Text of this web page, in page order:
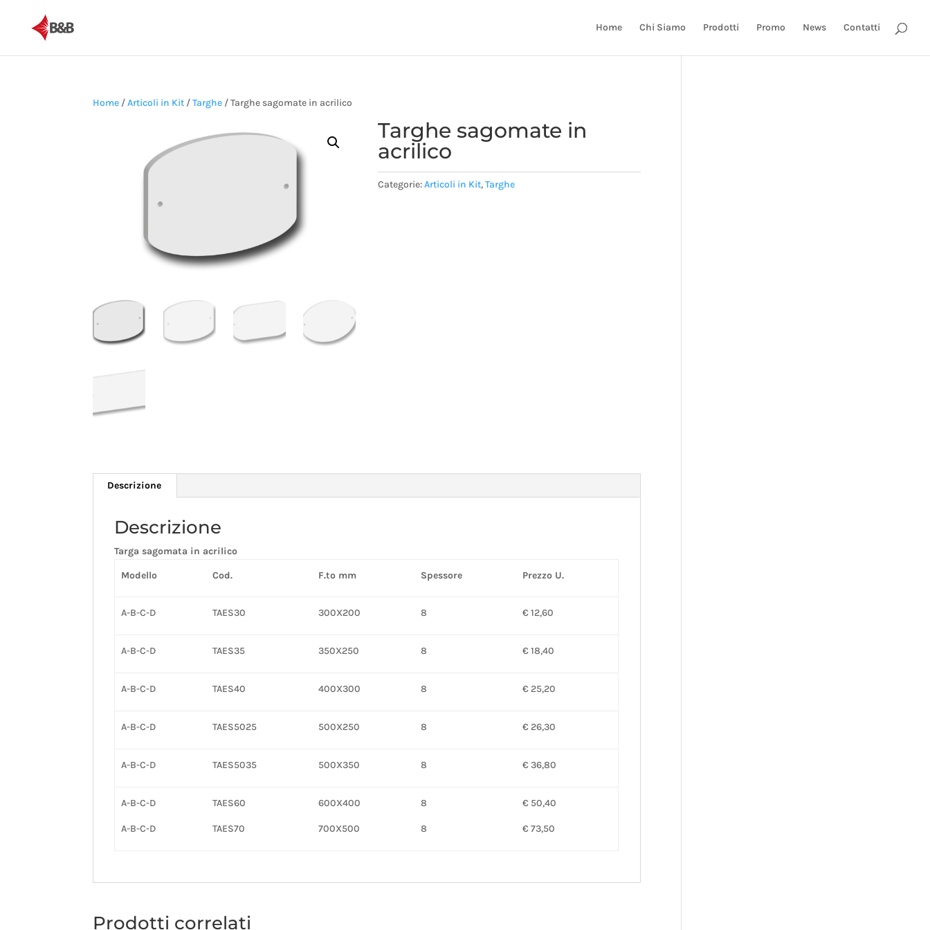
Home Chi Siamo Prodotti Promo News Contatti
Home /Articoli in Kit /Targhe / Targhe sagomate in acrilico
Targhe sagomate in
acrilico
Categorie:Articoli in Kit,Targhe
Descrizione
Descrizione
Targa sagomata in acrilico
Modello Cod. F.to mm Spessore Prezzo U.
A-B-C-D TAES30 300X200 8 € 12,60
A-B-C-D TAES35 350X250 8 € 18,40
A-B-C-D TAES40 400X300 8 € 25,20
A-B-C-D TAES5025 500X250 8 € 26,30
A-B-C-D TAES5035 500X350 8 € 36,80
A-B-C-D
A-B-C-D
TAES60
TAES70
600X400
700X500
8
8
€ 50,40
€ 73,50
Prodotti correlati